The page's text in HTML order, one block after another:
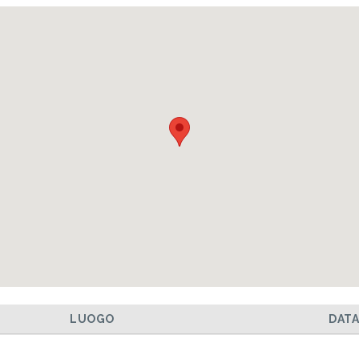
LUOGO DATA